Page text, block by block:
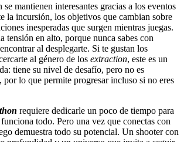
mantienen interesantes gracias a los eventos
la incursión, los objetivos que cambian sobre
inesperadas que surgen mientras juegas.
tensión en alto, porque nunca sabes con
al desplegarte. Si te gustan los
al género de los extraction, este es un
tiene su nivel de desafío, pero no es
por lo que permite progresar incluso si no eres
requiere dedicarle un poco de tiempo para
todo. Pero una vez que conectas con
demuestra todo su potencial. Un shooter con